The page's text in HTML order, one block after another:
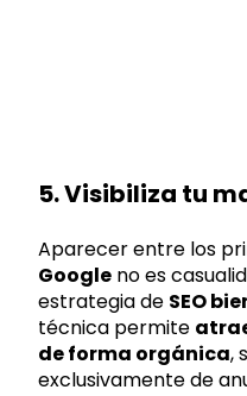
5. Visibiliza tu
Aparecer entre los
Google no es
estrategia de SEO
técnica permite
de forma orgánica,
exclusivamente de